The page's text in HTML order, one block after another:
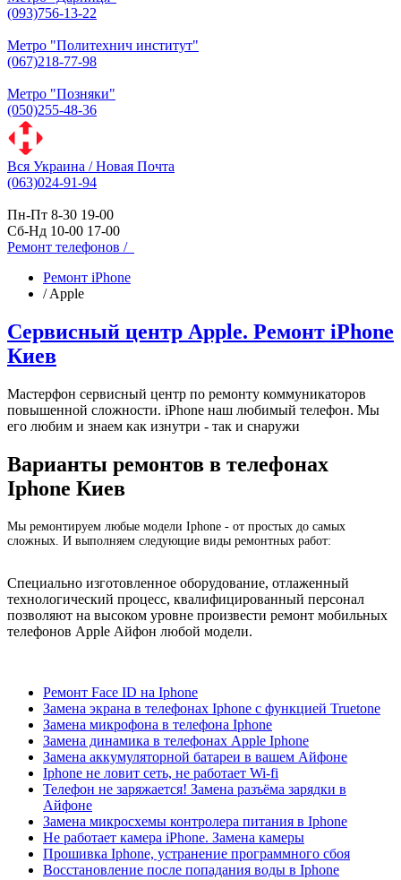
(093)756-13-22
Метро "Политехнич институт"
(067)218-77-98
Метро "Позняки"
(050)255-48-36
Вся Украина / Новая Почта
(063)024-91-94
Пн-Пт 8-30 19-00
Сб-Нд 10-00 17-00
Ремонт телефонов /
Ремонт iPhone
/Apple
Сервисный центр Apple. Ремонт iPhone
Киев
Мастерфон сервисный центр по ремонту коммуникаторов
повышенной сложности. iPhone наш любимый телефон. Мы
его любим и знаем как изнутри - так и снаружи
Варианты ремонтов в телефонах
Iphone Киев
Мы ремонтируем любые модели Iphone - от простых до самых
сложных. И выполняем следующие виды ремонтных работ:
Специально изготовленное оборудование, отлаженный
технологический процесс, квалифицированный персонал
позволяют на высоком уровне произвести ремонт мобильных
телефонов Apple Айфон любой модели.
Ремонт Face ID на Iphone
Замена экрана в телефонаx Iphone с функцией Truetone
Замена микрофона в телефона Iphone
Замена динамика в телефонах Apple Iphone
Замена аккумуляторной батареи в вашем Айфоне
Iphone не ловит сеть, не работает Wi-fi
Телефон не заряжается! Замена разъёма зарядки в
Айфоне
Замена микросхемы контролера питания в Iphone
Не работает камера iPhone. Замена камеры
Прошивка Iphone, устранение программного сбоя
Восстановление после попадания воды в Iphone